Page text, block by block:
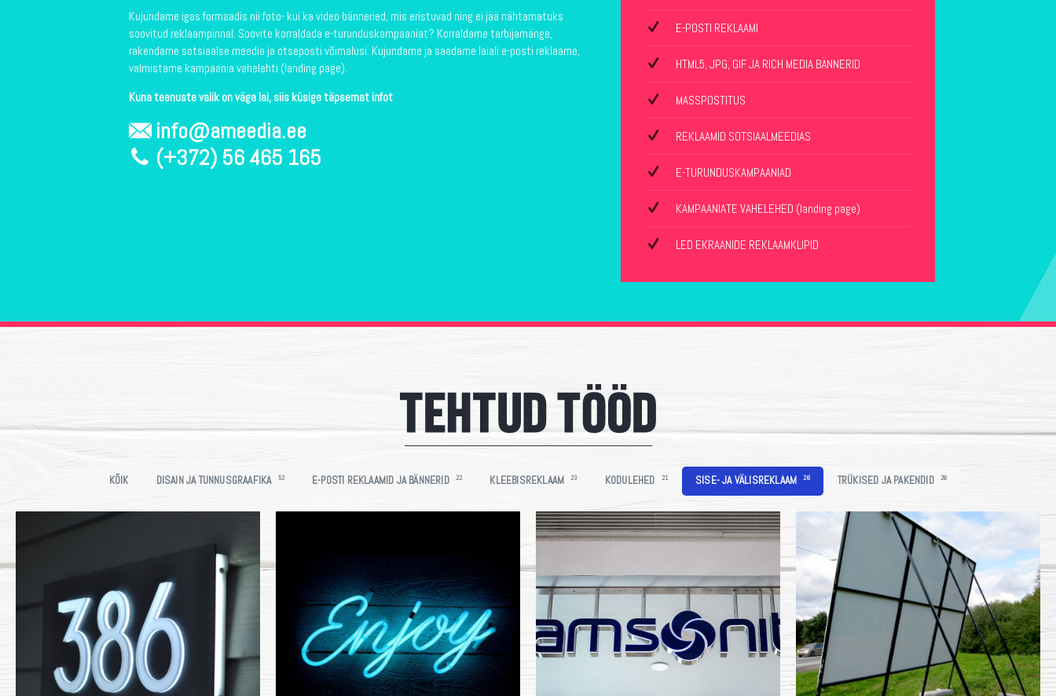
Kujundame igas formaadis nii foto- kui ka video bänneried, mis eristuvad ning ei jää nähtamatuks
soovitud reklaampinnal. Soovite korraldada e-turunduskampaaniat? Korraldame tarbijamänge,
rakendame sotsiaalse meedia ja otseposti võimalusi. Kujundame ja saadame laiali e-posti reklaame,
valmistame kampaania vahelehti (landing page).
Kuna teenuste valik on väga lai, siis küsige täpsemat infot
info@ameedia.ee
(+372) 56 465 165
E-POSTI REKLAAMI
HTML5, JPG, GIF JA RICH MEDIA BÄNNERID
MASSPOSTITUS
REKLAAMID SOTSIAALMEEDIAS
E-TURUNDUSKAMPAANIAD
KAMPAANIATE VAHELEHED (landing page)
LED EKRAANIDE REKLAAMKLIPID
KÕIK DISAIN JA TUNNUSGRAAFIKA 52 E-POSTI REKLAAMID JA BÄNNERID 22 KLEEBISREKLAAM 23 KODULEHED 21 SISE- JA VÄLISREKLAAM 26 TRÜKISED JA PAKENDID 26